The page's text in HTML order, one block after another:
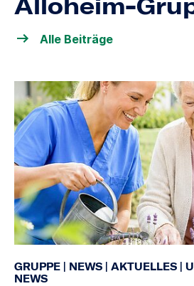
Alle Beiträge
GRUPPE NEWS AKTUELLES
NEWS